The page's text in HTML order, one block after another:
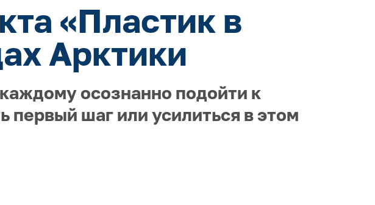
«Пластик в
Арктики
осознанно подойти к
первый шаг или усилиться в этом